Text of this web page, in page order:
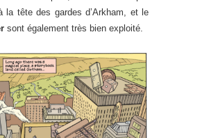
la tête des gardes d’Arkham, et le
sont également très bien exploité.